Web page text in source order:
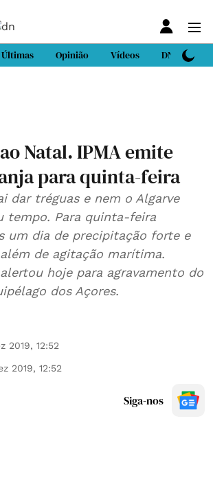
Últimas Opinião Vídeos DN Sport
Natal. IPMA emite
para quinta-feira
dar tréguas e nem o Algarve
tempo. Para quinta-feira
um dia de precipitação forte e
de agitação marítima.
hoje para agravamento do
dos Açores.
2019, 12:52
2019, 12:52
Siga-nos